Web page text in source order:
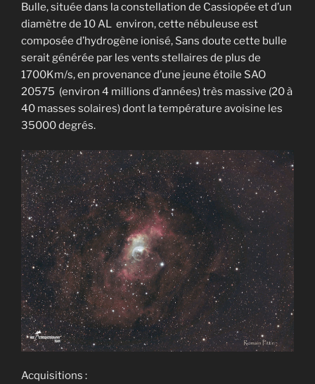
Bulle, située dans la constellation de Cassiopée et d’un
diamètre de 10 AL environ, cette nébuleuse est
composée d’hydrogène ionisé, Sans doute cette bulle
serait générée par les vents stellaires de plus de
1700Km/s, en provenance d’une jeune étoile SAO
20575 (environ 4 millions d’années) très massive (20 à
40 masses solaires) dont la température avoisine les
35000 degrés.
Acquisitions :